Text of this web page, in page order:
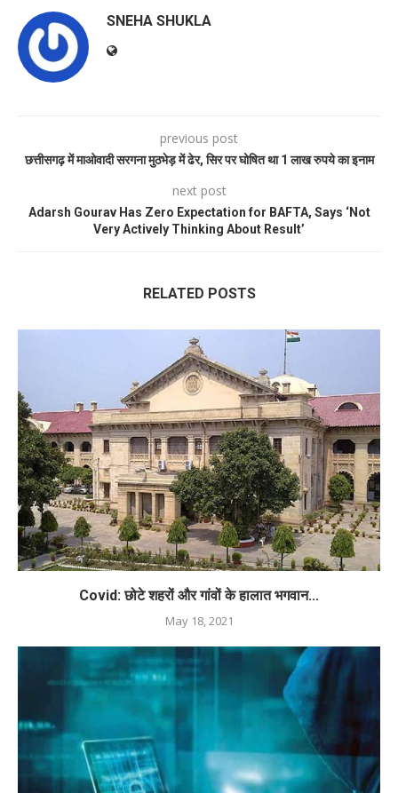
SNEHA SHUKLA
previous post
छत्तीसगढ़ में माओवादी सरगना मुठभेड़ में ढेर, सिर पर घोषित था 1 लाख रुपये का इनाम
next post
Adarsh Gourav Has Zero Expectation for BAFTA, Says ‘Not
Very Actively Thinking About Result’
RELATED POSTS
Covid: छोटे शहरों और गांवों के हालात भगवान...
May 18, 2021